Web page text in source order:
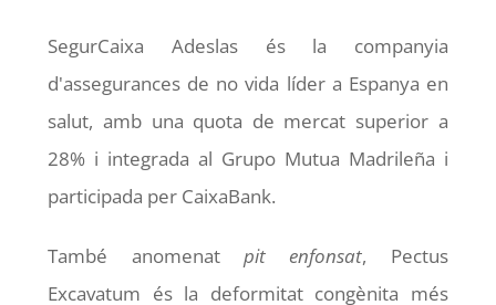
SegurCaixa Adeslas és la companyia
d'assegurances de no vida líder a Espanya en
salut, amb una quota de mercat superior a
28% i integrada al Grupo Mutua Madrileña i
participada per CaixaBank.
També anomenat pit enfonsat, Pectus
Excavatum és la deformitat congènita més